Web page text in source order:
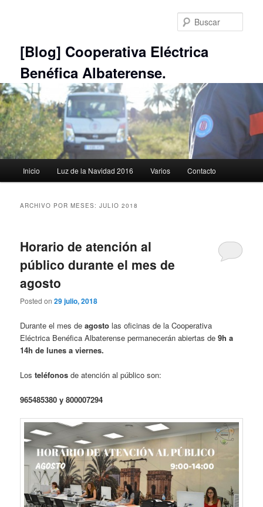
[Blog] Cooperativa Eléctrica
Benéfica Albaterense.
principal
Inicio Luz de la Navidad 2016 Varios Contacto
ARCHIVO POR MESES:JULIO 2018
Horario de atención al
público durante el mes de
agosto
Posted on29 julio, 2018
Durante el mes deagosto las oficinas de la Cooperativa
Eléctrica Benéfica Albaterense permanecerán abiertas de 9h a
14h de lunes a viernes.
Los teléfonos de atención al público son:
965485380 y 800007294